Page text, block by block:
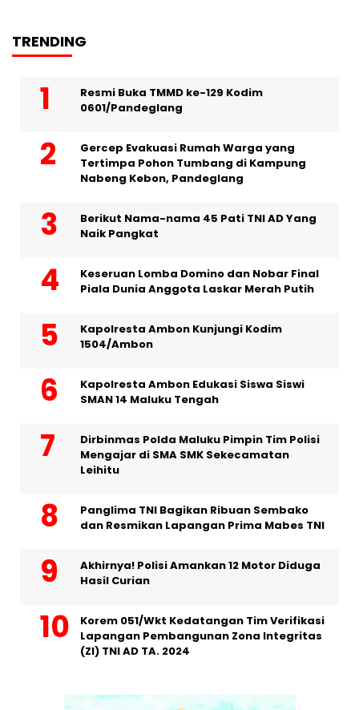
TRENDING
Resmi Buka TMMD ke-129 Kodim
0601/Pandeglang
Gercep Evakuasi Rumah Warga yang
Tertimpa Pohon Tumbang di Kampung
Nabeng Kebon, Pandeglang
Berikut Nama-nama 45 Pati TNI AD Yang
Naik Pangkat
Keseruan Lomba Domino dan Nobar Final
Piala Dunia Anggota Laskar Merah Putih
Kapolresta Ambon Kunjungi Kodim
1504/Ambon
Kapolresta Ambon Edukasi Siswa Siswi
SMAN 14 Maluku Tengah
Dirbinmas Polda Maluku Pimpin Tim Polisi
Mengajar di SMA SMK Sekecamatan
Leihitu
Panglima TNI Bagikan Ribuan Sembako
dan Resmikan Lapangan Prima Mabes TNI
Akhirnya! Polisi Amankan 12 Motor Diduga
Hasil Curian
Korem 051/Wkt Kedatangan Tim Verifikasi
Lapangan Pembangunan Zona Integritas
(ZI) TNI AD TA. 2024